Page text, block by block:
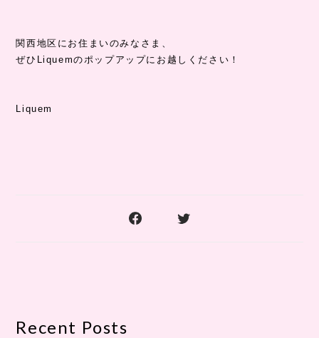
関西地区にお住まいのみなさま、
ぜひLiquemのポップアップにお越しください！
Liquem
Recent Posts